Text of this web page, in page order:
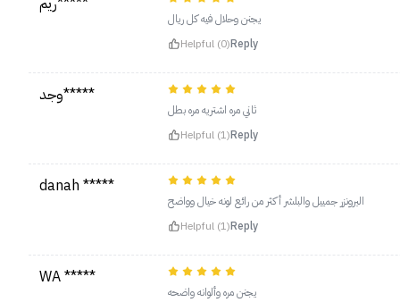
يجنن وحلال فيه كل ريال
Helpful (0)Reply
وجد*****
ثاني مره اشتريه مره بطل
Helpful (1)Reply
danah *****
البرونزر جمييل والبلشر أكثر من رائع لونه خيال وواضح
Helpful (1)Reply
WA *****
يجنن مره وألوانه واضحه